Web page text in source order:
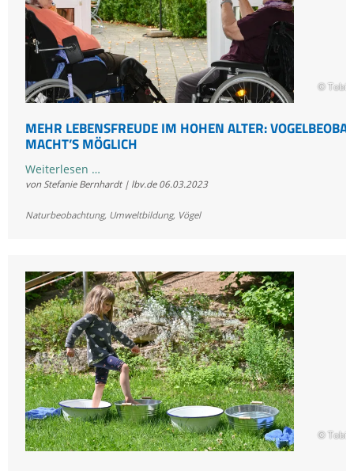
©
MEHR LEBENSFREUDE IM HOHEN ALTER:
MACHT’S MÖGLICH
Weiterlesen …Mehr
Lebensfreude
hohen
macht’s
möglich
von Stefanie Bernhardt | lbv.de 06.03.2023
Naturbeobachtung, Umweltbildung, Vögel
©